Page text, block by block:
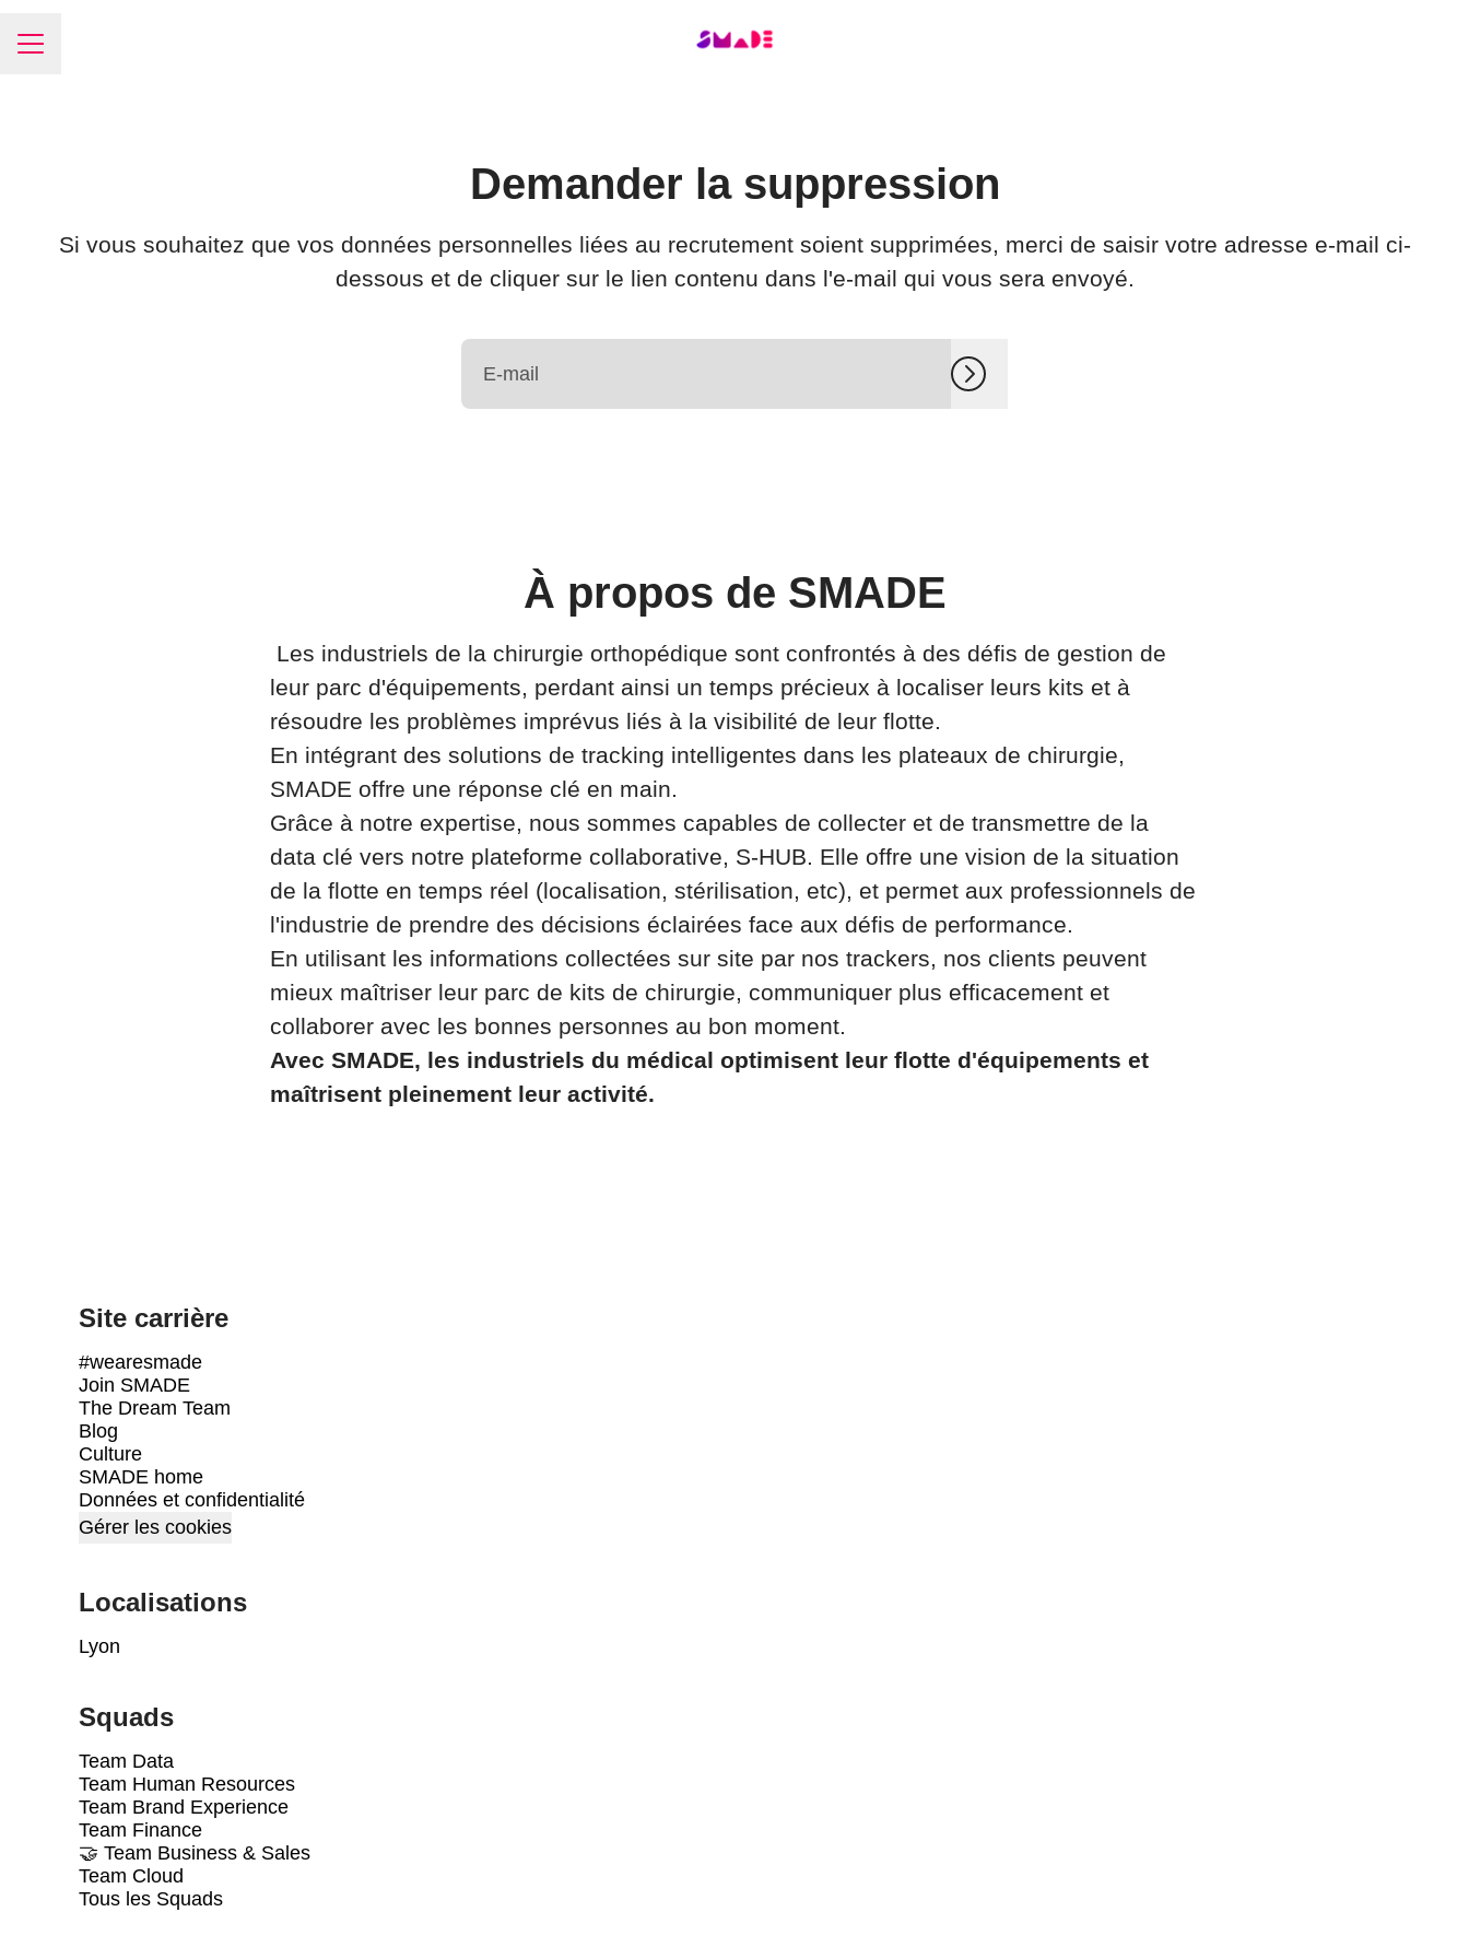
Menu carrière
Demander la suppression
Si vous souhaitez que vos données personnelles liées au recrutement soient supprimées, merci de saisir votre adresse e-mail ci-
dessous et de cliquer sur le lien contenu dans l'e-mail qui vous sera envoyé.
À propos de SMADE
Les industriels de la chirurgie orthopédique sont confrontés à des défis de gestion de
leur parc d'équipements, perdant ainsi un temps précieux à localiser leurs kits et à
résoudre les problèmes imprévus liés à la visibilité de leur flotte.
En intégrant des solutions de tracking intelligentes dans les plateaux de chirurgie,
SMADE offre une réponse clé en main.
Grâce à notre expertise, nous sommes capables de collecter et de transmettre de la
data clé vers notre plateforme collaborative, S-HUB. Elle offre une vision de la situation
de la flotte en temps réel (localisation, stérilisation, etc), et permet aux professionnels de
l'industrie de prendre des décisions éclairées face aux défis de performance.
En utilisant les informations collectées sur site par nos trackers, nos clients peuvent
mieux maîtriser leur parc de kits de chirurgie, communiquer plus efficacement et
collaborer avec les bonnes personnes au bon moment.
Avec SMADE, les industriels du médical optimisent leur flotte d'équipements et
maîtrisent pleinement leur activité.
Site carrière
#wearesmade
Join SMADE
The Dream Team
Blog
Culture
SMADE home
Données et confidentialité
Gérer les cookies
Localisations
Lyon
Squads
Team Data
Team Human Resources
Team Brand Experience
Team Finance
🤝 Team Business & Sales
Team Cloud
Tous les Squads